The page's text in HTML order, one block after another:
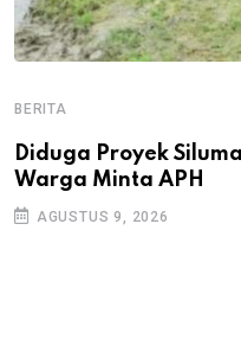
BERITA
Diduga Proyek
Warga Minta APH
AGUSTUS 9, 2026